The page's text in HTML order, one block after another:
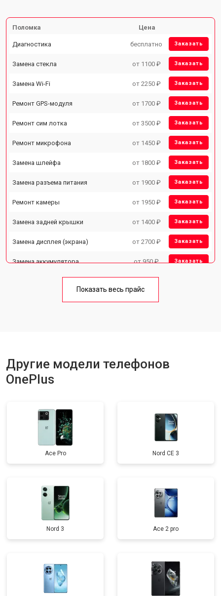
Поломка Цена
Диагностика бесплатно Заказать
Замена стекла от 1100 ₽ Заказать
Замена Wi-Fi от 2250 ₽ Заказать
Ремонт GPS-модуля от 1700 ₽ Заказать
Ремонт сим лотка от 3500 ₽ Заказать
Ремонт микрофона от 1450 ₽ Заказать
Замена шлейфа от 1800 ₽ Заказать
Замена разъема питания от 1900 ₽ Заказать
Ремонт камеры от 1950 ₽ Заказать
Замена задней крышки от 1400 ₽ Заказать
Замена дисплея (экрана) от 2700 ₽ Заказать
Замена аккумулятора от 950 ₽ Заказать
Ремонт цепи питания от 3200 ₽
Показать весь прайс
Другие модели телефонов
OnePlus
Ace Pro Nord CE 3
Nord 3 Ace 2 pro